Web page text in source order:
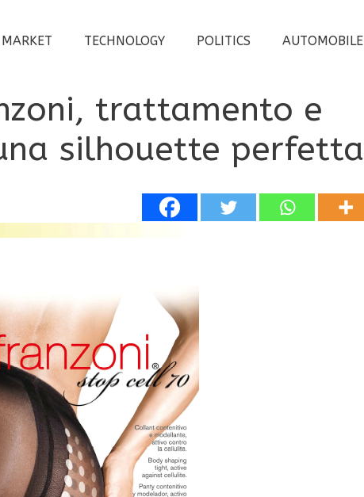
TECHNOLOGY POLITICS AUTOMOBILE
trattamento e
silhouette perfetta